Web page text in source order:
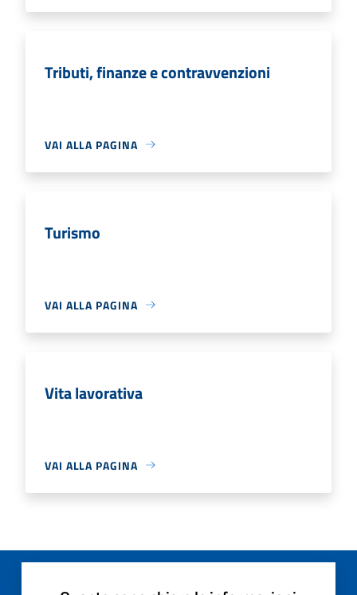
Tributi, finanze e contravvenzioni
VAI ALLA PAGINA
Turismo
VAI ALLA PAGINA
Vita lavorativa
VAI ALLA PAGINA